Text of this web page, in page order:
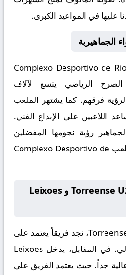
عليها في المواعيد الكبرى.
الجماهيرية
Complexo Desportivo de Rio
الرياضي يتسع لآلاف
فرقهم. كما يشتهر الملعب
اللاعبين على الإبداع الفني.
رؤية نجومها المفضلين
فوق العشب الأخضر لملعب Complexo Desportivo de
تحليل فني لفريق Torreense U23 و Leixoes
، نجد فريقاً يعتمد على
في المقابل، يدخل Leixoes
عالية جداً. حيث يعتمد الفريق على